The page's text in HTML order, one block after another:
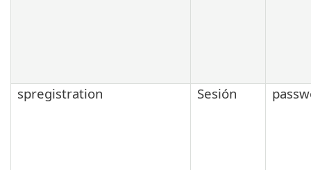
spregistration Sesión